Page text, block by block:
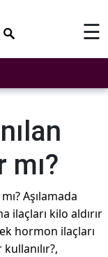
☰
mı?
Aşılamada
ilaçları kilo aldırır
hormon ilaçları